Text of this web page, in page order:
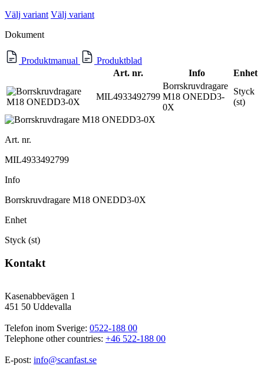
Välj variant Välj variant
Dokument
Produktmanual
Produktblad
Art. nr.
Info Enhet
MIL4933492799
Borrskruvdragare
M18 ONEDD3-
0X
Styck
(st)
Art. nr.
MIL4933492799
Info
Borrskruvdragare M18 ONEDD3-0X
Enhet
Styck (st)
Kontakt
Kasenabbevägen 1
451 50 Uddevalla
Telefon inom Sverige: 0522-188 00
Telephone other countries: +46 522-188 00
E-post: info@scanfast.se